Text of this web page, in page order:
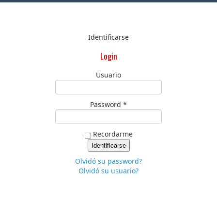
Identificarse
Login
Usuario
Password *
Recordarme
Olvidó su password?
Olvidó su usuario?